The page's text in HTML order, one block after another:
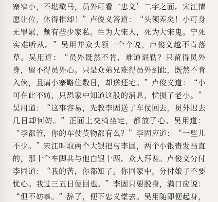
寨窄小，不堪歇马，员外可看‘忠义’二字之面。宋江情
愿让位，休得推却！”卢俊义答道：“头领差矣！小可身
无罪累，颇有些少家私。生为大宋人，死为大宋鬼。宁死
实难听从。”吴用并众头领一个个说，卢俊义越不肯落
草。吴用道：“员外既然不肯，难道逼勒？只留得员外
身，留不得员外心。只是众弟兄难得员外到此，既然不肯
入伙，且请小寨略住数日，却送还宅。”卢俊义道：“小
可在此不妨，只恐家中知道这般的消息，忧损了老小。”
吴用道：“这事容易，先教李固送了车仗回去，员外迟去
几日却何妨。”正面上交椅坐定，都放了心。吴用道：
“李都管，你的车仗货物都有么？”李固应道：“一些儿
不少。”宋江叫取两个大银把与李固，两个小银赍发当直
的，那十个车脚共与他白银十两。众人拜谢。卢俊义分付
李固道：“我的苦，你都知了。你回家中，分付娘子不要
忧心。我过三五日便回也。”李固只要脱身，满口应说：
“但不妨事。”辞了，便下忠义堂去。吴用随即便起身，